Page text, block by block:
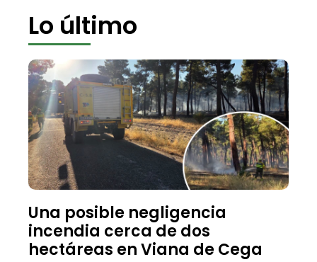
Lo último
Una posible negligencia
incendia cerca de dos
hectáreas en Viana de Cega